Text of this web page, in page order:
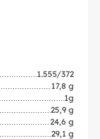
1.555/372
17,8 g
1g
25,9 g
24,6 g
29,1 g